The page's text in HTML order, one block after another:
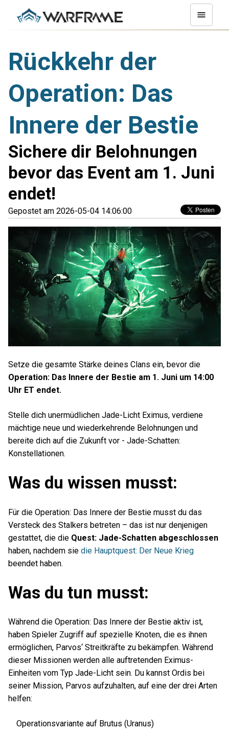
Rückkehr der
Operation: Das
Innere der Bestie
Sichere dir Belohnungen
bevor das Event am 1. Juni
endet!
Gepostet am 2026-05-04 14:06:00
Setze die gesamte Stärke deines Clans ein, bevor die
Operation: Das Innere der Bestie am 1. Juni um 14:00
Uhr ET endet.
Stelle dich unermüdlichen Jade-Licht Eximus, verdiene
mächtige neue und wiederkehrende Belohnungen und
bereite dich auf die Zukunft vor - Jade-Schatten:
Konstellationen.
Was du wissen musst:
Für die Operation: Das Innere der Bestie musst du das
Versteck des Stalkers betreten – das ist nur denjenigen
gestattet, die die Quest: Jade-Schatten abgeschlossen
haben, nachdem sie die Hauptquest: Der Neue Krieg
beendet haben.
Was du tun musst:
Während die Operation: Das Innere der Bestie aktiv ist,
haben Spieler Zugriff auf spezielle Knoten, die es ihnen
ermöglichen, Parvos‘ Streitkräfte zu bekämpfen. Während
dieser Missionen werden alle auftretenden Eximus-
Einheiten vom Typ Jade-Licht sein. Du kannst Ordis bei
seiner Mission, Parvos aufzuhalten, auf eine der drei Arten
helfen:
Operationsvariante auf Brutus (Uranus)